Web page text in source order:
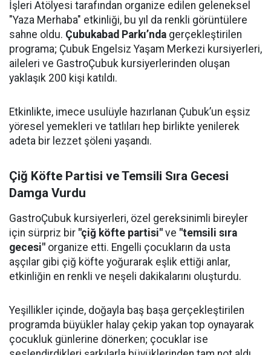
İşleri Atölyesi tarafından organize edilen geleneksel
"Yaza Merhaba" etkinliği, bu yıl da renkli görüntülere
sahne oldu. Çubukabad Parkı’nda gerçekleştirilen
programa; Çubuk Engelsiz Yaşam Merkezi kursiyerleri,
aileleri ve GastroÇubuk kursiyerlerinden oluşan
yaklaşık 200 kişi katıldı.
Etkinlikte, imece usulüyle hazırlanan Çubuk’un eşsiz
yöresel yemekleri ve tatlıları hep birlikte yenilerek
adeta bir lezzet şöleni yaşandı.
Çiğ Köfte Partisi ve Temsili Sıra Gecesi
Damga Vurdu
GastroÇubuk kursiyerleri, özel gereksinimli bireyler
için sürpriz bir "çiğ köfte partisi" ve "temsili sıra
gecesi" organize etti. Engelli çocukların da usta
aşçılar gibi çiğ köfte yoğurarak eşlik ettiği anlar,
etkinliğin en renkli ve neşeli dakikalarını oluşturdu.
Yeşillikler içinde, doğayla baş başa gerçekleştirilen
programda büyükler halay çekip yakan top oynayarak
çocukluk günlerine dönerken; çocuklar ise